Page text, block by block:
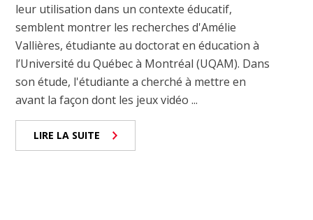
leur utilisation dans un contexte éducatif,
semblent montrer les recherches d'Amélie
Vallières, étudiante au doctorat en éducation à
l’Université du Québec à Montréal (UQAM). Dans
son étude, l'étudiante a cherché à mettre en
avant la façon dont les jeux vidéo ...
LIRE LA SUITE